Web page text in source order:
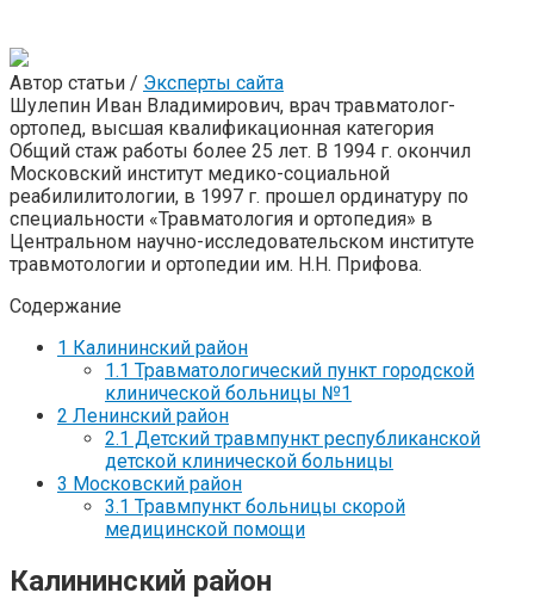
Автор статьи / Эксперты сайта
Шулепин Иван Владимирович, врач травматолог-
ортопед, высшая квалификационная категория
Общий стаж работы более 25 лет. В 1994 г. окончил
Московский институт медико-социальной
реабилилитологии, в 1997 г. прошел ординатуру по
специальности «Травматология и ортопедия» в
Центральном научно-исследовательском институте
травмотологии и ортопедии им. Н.Н. Прифова.
Содержание
1 Калининский район
1.1 Травматологический пункт городской
клинической больницы №1
2 Ленинский район
2.1 Детский травмпункт республиканской
детской клинической больницы
3 Московский район
3.1 Травмпункт больницы скорой
медицинской помощи
Калининский район